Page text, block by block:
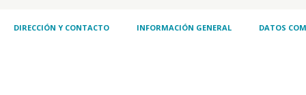
DIRECCIÓN Y CONTACTO INFORMACIÓN GENERAL DATOS